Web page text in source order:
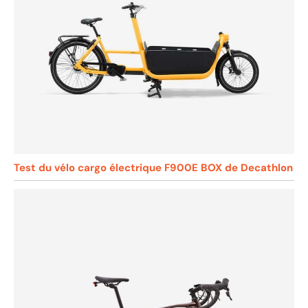
Test du vélo cargo électrique F900E BOX de Decathlon